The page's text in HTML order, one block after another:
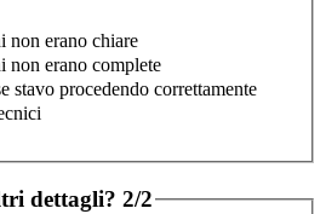
non erano chiare
erano complete
stavo procedendo correttamente
dettagli? 2/2